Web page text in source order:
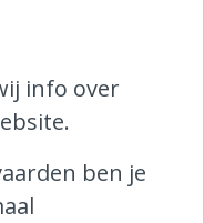
info over
ben je